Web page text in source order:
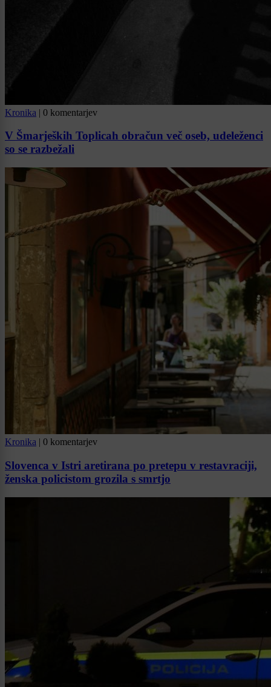
Kronika | 0 komentarjev
V Šmarjeških Toplicah obračun več oseb, udeleženci
so se razbežali
Kronika | 0 komentarjev
Slovenca v Istri aretirana po pretepu v restavraciji,
ženska policistom grozila s smrtjo